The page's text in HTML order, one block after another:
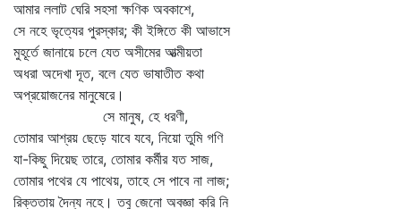
আমার ললাট ঘেরি সহসা ক্ষণিক অবকাশে,
সে নহে ভৃত্যের পুরস্কার; কী ইঙ্গিতে কী আভাসে
মুহূর্তে জানায়ে চলে যেত অসীমের আত্মীয়তা
অধরা অদেখা দূত, বলে যেত ভাষাতীত কথা
অপ্রয়োজনের মানুষেরে।
সে মানুষ, হে ধরণী,
তোমার আশ্রয় ছেড়ে যাবে যবে, নিয়ো তুমি গণি
যা-কিছু দিয়েছ তারে, তোমার কর্মীর যত সাজ,
তোমার পথের যে পাথেয়, তাহে সে পাবে না লাজ;
রিক্ততায় দৈন্য নহে। তবু জেনো অবজ্ঞা করি নি